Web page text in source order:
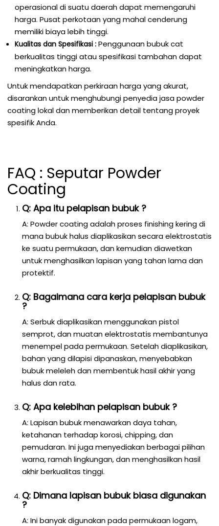
operasional di suatu daerah dapat memengaruhi
harga. Pusat perkotaan yang mahal cenderung
memiliki biaya lebih tinggi.
Kualitas dan Spesifikasi : Penggunaan bubuk cat
berkualitas tinggi atau spesifikasi tambahan dapat
meningkatkan harga.
Untuk mendapatkan perkiraan harga yang akurat,
disarankan untuk menghubungi penyedia jasa powder
coating lokal dan memberikan detail tentang proyek
spesifik Anda.
FAQ : Seputar Powder
Coating
Q: Apa itu pelapisan bubuk ?
A: Powder coating adalah proses finishing kering di
mana bubuk halus diaplikasikan secara elektrostatis
ke suatu permukaan, dan kemudian diawetkan
untuk menghasilkan lapisan yang tahan lama dan
protektif.
Q: Bagaimana cara kerja pelapisan bubuk
?
A: Serbuk diaplikasikan menggunakan pistol
semprot, dan muatan elektrostatis membantunya
menempel pada permukaan. Setelah diaplikasikan,
bahan yang dilapisi dipanaskan, menyebabkan
bubuk meleleh dan membentuk hasil akhir yang
halus dan rata.
Q: Apa kelebihan pelapisan bubuk ?
A: Lapisan bubuk menawarkan daya tahan,
ketahanan terhadap korosi, chipping, dan
pemudaran. Ini juga menyediakan berbagai pilihan
warna, ramah lingkungan, dan menghasilkan hasil
akhir berkualitas tinggi.
Q: Dimana lapisan bubuk biasa digunakan
?
A: Ini banyak digunakan pada permukaan logam,